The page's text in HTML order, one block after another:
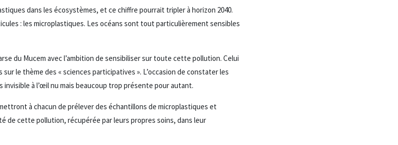
dans les écosystèmes, et ce chiffre pourrait tripler à horizon 2040.
: les microplastiques. Les océans sont tout particulièrement sensibles
du Mucem avec l’ambition de sensibiliser sur toute cette pollution. Celui
le thème des « sciences participatives ». L’occasion de constater les
à l’œil nu mais beaucoup trop présente pour autant.
à chacun de prélever des échantillons de microplastiques et
de cette pollution, récupérée par leurs propres soins, dans leur